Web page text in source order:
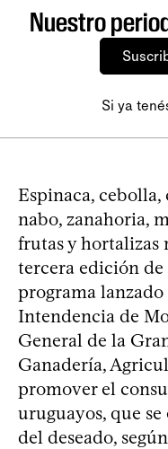
Nuestro
Si ya
Espinaca,
nabo, zanahoria,
frutas y hortalizas
tercera edición
programa
Intendencia de
General de la
Ganadería,
promover el
uruguayos, que
del deseado,